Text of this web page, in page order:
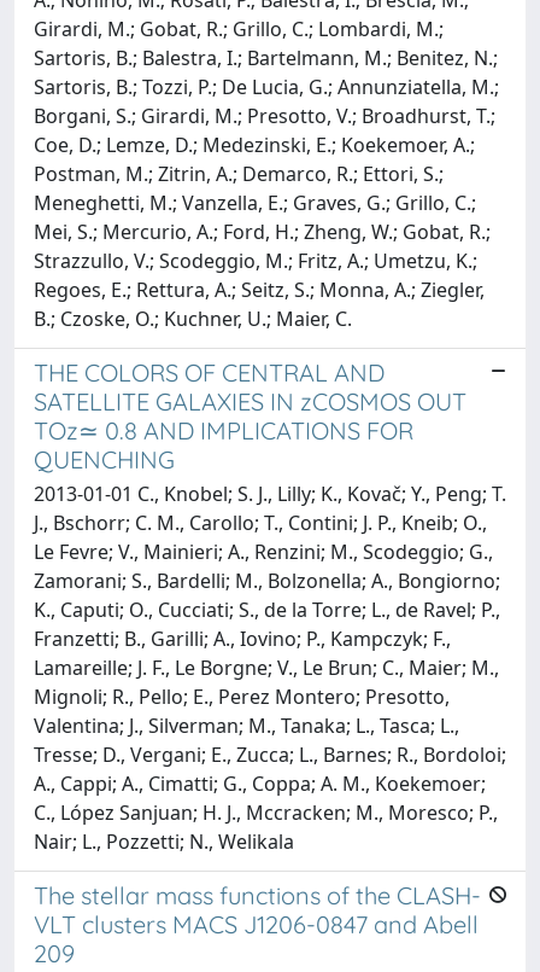
Girardi, M.; Gobat, R.; Grillo, C.; Lombardi, M.;
Sartoris, B.; Balestra, I.; Bartelmann, M.; Benitez, N.;
Sartoris, B.; Tozzi, P.; De Lucia, G.; Annunziatella, M.;
Borgani, S.; Girardi, M.; Presotto, V.; Broadhurst, T.;
Coe, D.; Lemze, D.; Medezinski, E.; Koekemoer, A.;
Postman, M.; Zitrin, A.; Demarco, R.; Ettori, S.;
Meneghetti, M.; Vanzella, E.; Graves, G.; Grillo, C.;
Mei, S.; Mercurio, A.; Ford, H.; Zheng, W.; Gobat, R.;
Strazzullo, V.; Scodeggio, M.; Fritz, A.; Umetzu, K.;
Regoes, E.; Rettura, A.; Seitz, S.; Monna, A.; Ziegler,
B.; Czoske, O.; Kuchner, U.; Maier, C.
THE COLORS OF CENTRAL AND
SATELLITE GALAXIES IN zCOSMOS OUT
TOz≃ 0.8 AND IMPLICATIONS FOR
QUENCHING
2013-01-01 C., Knobel; S. J., Lilly; K., Kovač; Y., Peng; T.
J., Bschorr; C. M., Carollo; T., Contini; J. P., Kneib; O.,
Le Fevre; V., Mainieri; A., Renzini; M., Scodeggio; G.,
Zamorani; S., Bardelli; M., Bolzonella; A., Bongiorno;
K., Caputi; O., Cucciati; S., de la Torre; L., de Ravel; P.,
Franzetti; B., Garilli; A., Iovino; P., Kampczyk; F.,
Lamareille; J. F., Le Borgne; V., Le Brun; C., Maier; M.,
Mignoli; R., Pello; E., Perez Montero; Presotto,
Valentina; J., Silverman; M., Tanaka; L., Tasca; L.,
Tresse; D., Vergani; E., Zucca; L., Barnes; R., Bordoloi;
A., Cappi; A., Cimatti; G., Coppa; A. M., Koekemoer;
C., López Sanjuan; H. J., Mccracken; M., Moresco; P.,
Nair; L., Pozzetti; N., Welikala
The stellar mass functions of the CLASH-
VLT clusters MACS J1206-0847 and Abell
209